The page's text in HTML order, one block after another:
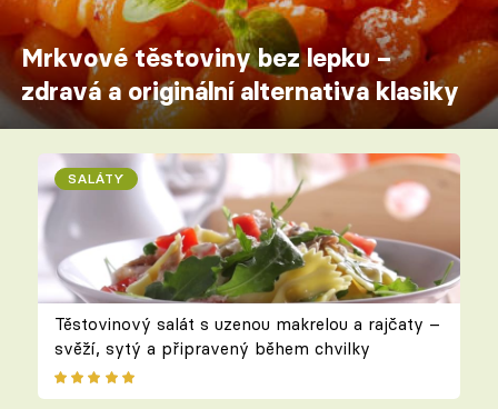
Mrkvové těstoviny bez lepku –
zdravá a originální alternativa klasiky
SALÁTY
Těstovinový salát s uzenou makrelou a rajčaty –
svěží, sytý a připravený během chvilky